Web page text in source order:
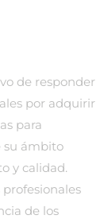
de responder
por adquirir
para
su ámbito
y calidad.
de los